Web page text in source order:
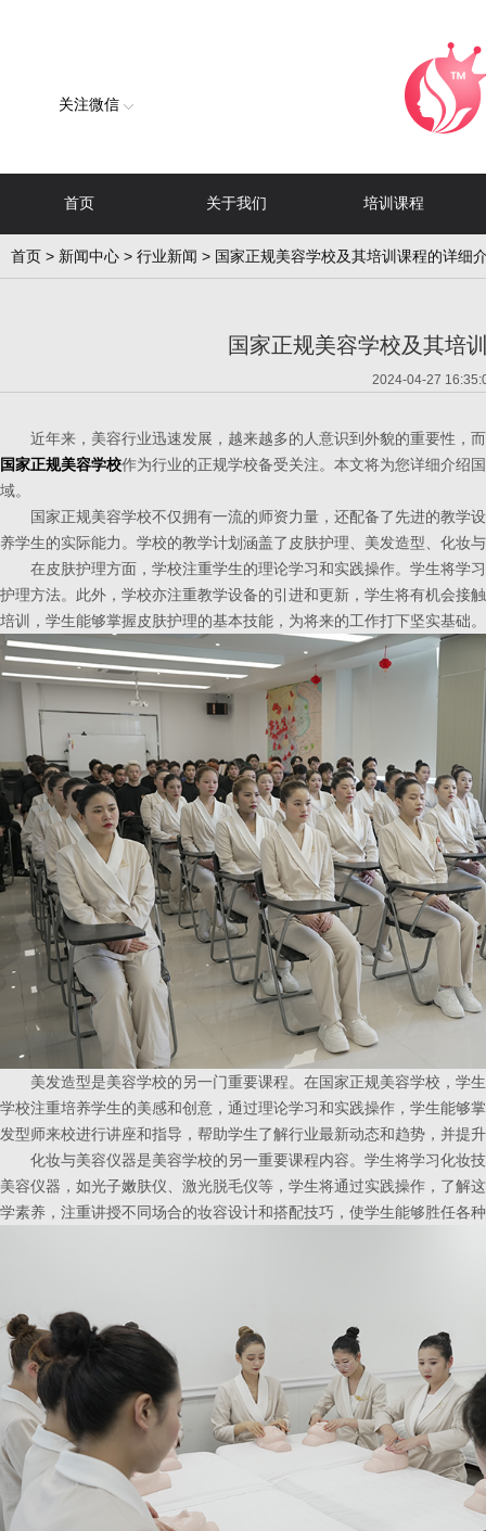
关注微信
首页 关于我们 培训课程
首页 > 新闻中心 > 行业新闻 > 国家正规美容学校及其培训课程的详细
国家正规美容学校及其培
2024-04-27
近年来，美容行业迅速发展，越来越多的人意识到外貌的重要性，
国家正规美容学校作为行业的正规学校备受关注。本文将为您详细介绍
域。
国家正规美容学校不仅拥有一流的师资力量，还配备了先进的教学
养学生的实际能力。学校的教学计划涵盖了皮肤护理、美发造型、化妆
在皮肤护理方面，学校注重学生的理论学习和实践操作。学生将学
护理方法。此外，学校亦注重教学设备的引进和更新，学生将有机会接
培训，学生能够掌握皮肤护理的基本技能，为将来的工作打下坚实基础。
美发造型是美容学校的另一门重要课程。在国家正规美容学校，学
学校注重培养学生的美感和创意，通过理论学习和实践操作，学生能够
发型师来校进行讲座和指导，帮助学生了解行业最新动态和趋势，并提
化妆与美容仪器是美容学校的另一重要课程内容。学生将学习化妆
美容仪器，如光子嫩肤仪、激光脱毛仪等，学生将通过实践操作，了解
学素养，注重讲授不同场合的妆容设计和搭配技巧，使学生能够胜任各